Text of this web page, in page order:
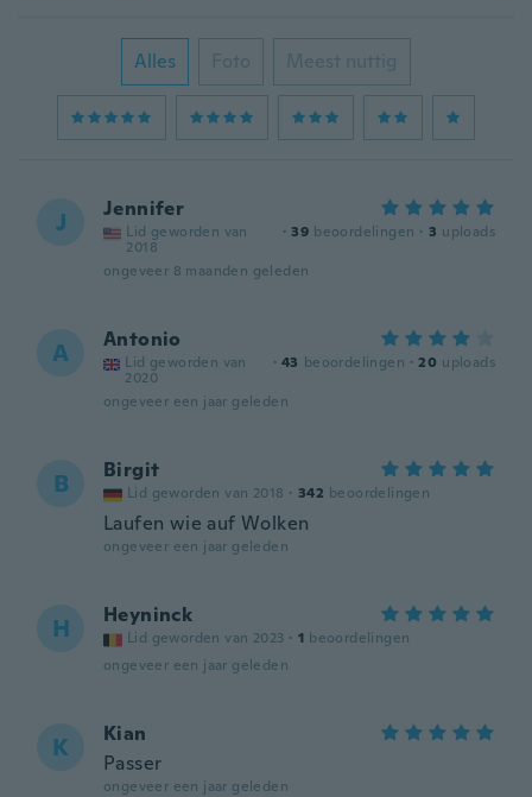
Alles Foto Meest nuttig
J Jennifer
Lid geworden van
2018
· 39 beoordelingen · 3 uploads
ongeveer 8 maanden geleden
A Antonio
Lid geworden van
2020
· 43 beoordelingen · 20 uploads
ongeveer een jaar geleden
B Birgit
Lid geworden van 2018 · 342 beoordelingen
Laufen wie auf Wolken
ongeveer een jaar geleden
H Heyninck
Lid geworden van 2023 · 1 beoordelingen
ongeveer een jaar geleden
K
Kian
Passer
ongeveer een jaar geleden